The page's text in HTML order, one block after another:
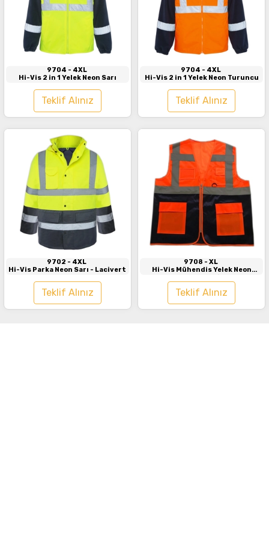
9704 - 4XL
Hi-Vis 2 in 1 Yelek Neon Sarı
Teklif Alınız
İncele
9704 - 4XL
Hi-Vis 2 in 1 Yelek Neon Turuncu
Teklif Alınız
İncele
9702 - 4XL
Hi-Vis Parka Neon Sarı - Lacivert
Teklif Alınız
9708 - XL
Hi-Vis Mühendis Yelek Neon
Turuncu - Lacivert
Teklif Alınız